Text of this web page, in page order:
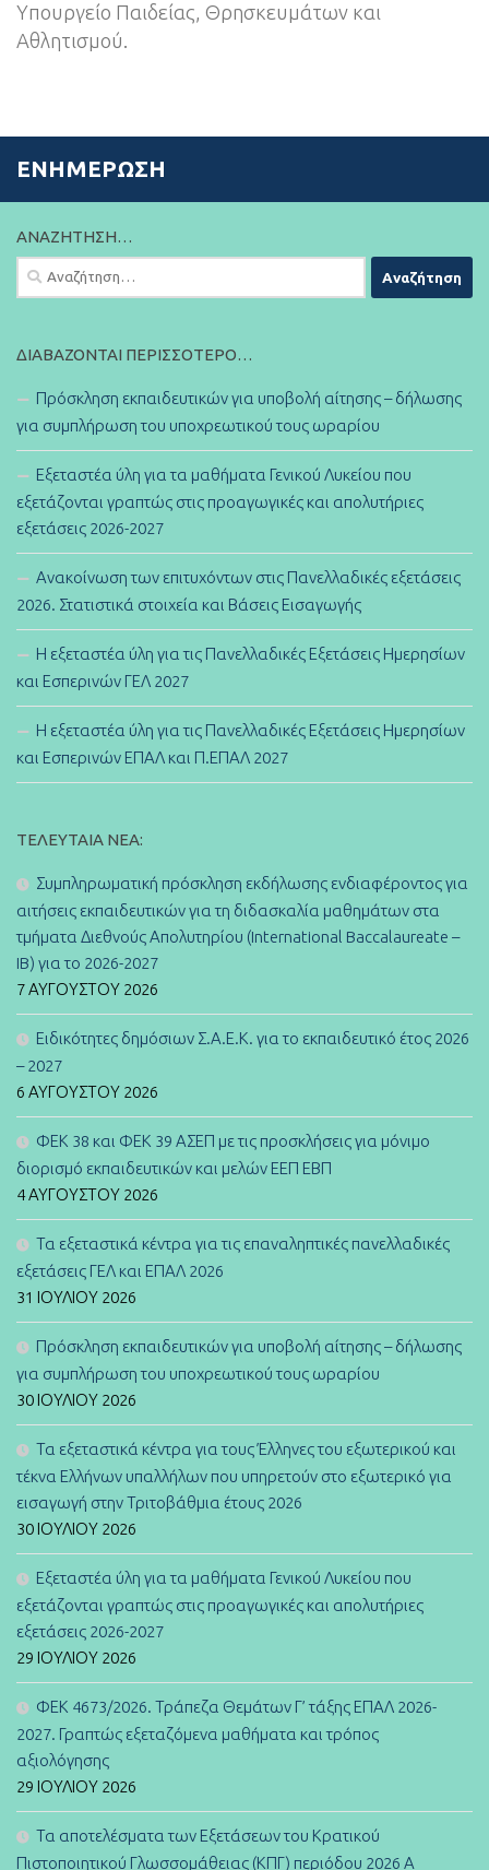
Υπουργείο Παιδείας, Θρησκευμάτων και
Αθλητισμού.
ΕΝΗΜΈΡΩΣΗ
ΑΝΑΖΉΤΗΣΗ…
Αναζήτηση
για:
ΔΙΑΒΆΖΟΝΤΑΙ ΠΕΡΙΣΣΌΤΕΡΟ…
Πρόσκληση εκπαιδευτικών για υποβολή αίτησης – δήλωσης
για συμπλήρωση του υποχρεωτικού τους ωραρίου
Εξεταστέα ύλη για τα μαθήματα Γενικού Λυκείου που
εξετάζονται γραπτώς στις προαγωγικές και απολυτήριες
εξετάσεις 2026-2027
Ανακοίνωση των επιτυχόντων στις Πανελλαδικές εξετάσεις
2026. Στατιστικά στοιχεία και Βάσεις Εισαγωγής
Η εξεταστέα ύλη για τις Πανελλαδικές Εξετάσεις Ημερησίων
και Εσπερινών ΓΕΛ 2027
Η εξεταστέα ύλη για τις Πανελλαδικές Εξετάσεις Ημερησίων
και Εσπερινών ΕΠΑΛ και Π.ΕΠΑΛ 2027
ΤΕΛΕΥΤΑΊΑ ΝΈΑ:
Συμπληρωματική πρόσκληση εκδήλωσης ενδιαφέροντος για
αιτήσεις εκπαιδευτικών για τη διδασκαλία μαθημάτων στα
τμήματα Διεθνούς Απολυτηρίου (International Baccalaureate –
IB) για το 2026-2027
7 ΑΥΓΟΎΣΤΟΥ 2026
Ειδικότητες δημόσιων Σ.Α.Ε.Κ. για το εκπαιδευτικό έτος 2026
– 2027
6 ΑΥΓΟΎΣΤΟΥ 2026
ΦΕΚ 38 και ΦΕΚ 39 ΑΣΕΠ με τις προσκλήσεις για μόνιμο
διορισμό εκπαιδευτικών και μελών ΕΕΠ ΕΒΠ
4 ΑΥΓΟΎΣΤΟΥ 2026
Τα εξεταστικά κέντρα για τις επαναληπτικές πανελλαδικές
εξετάσεις ΓΕΛ και ΕΠΑΛ 2026
31 ΙΟΥΛΊΟΥ 2026
Πρόσκληση εκπαιδευτικών για υποβολή αίτησης – δήλωσης
για συμπλήρωση του υποχρεωτικού τους ωραρίου
30 ΙΟΥΛΊΟΥ 2026
Τα εξεταστικά κέντρα για τους Έλληνες του εξωτερικού και
τέκνα Ελλήνων υπαλλήλων που υπηρετούν στο εξωτερικό για
εισαγωγή στην Τριτοβάθμια έτους 2026
30 ΙΟΥΛΊΟΥ 2026
Εξεταστέα ύλη για τα μαθήματα Γενικού Λυκείου που
εξετάζονται γραπτώς στις προαγωγικές και απολυτήριες
εξετάσεις 2026-2027
29 ΙΟΥΛΊΟΥ 2026
ΦΕΚ 4673/2026. Τράπεζα Θεμάτων Γ’ τάξης ΕΠΑΛ 2026-
2027. Γραπτώς εξεταζόμενα μαθήματα και τρόπος
αξιολόγησης
29 ΙΟΥΛΊΟΥ 2026
Τα αποτελέσματα των Εξετάσεων του Κρατικού
Πιστοποιητικού Γλωσσομάθειας (ΚΠΓ) περιόδου 2026 Α